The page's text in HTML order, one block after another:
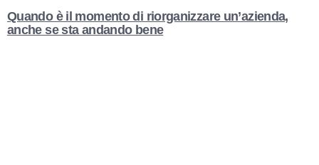
Quando è il momento di riorganizzare un’azienda,
anche se sta andando bene